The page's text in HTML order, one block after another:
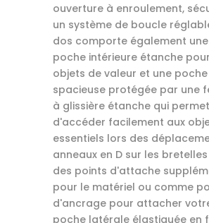
ouverture à enroulement,
un système de boucle
dos comporte également
poche intérieure étanche
objets de valeur et une
spacieuse protégée par une
à glissière étanche qui permet
d'accéder facilement aux
essentiels lors des
anneaux en D sur les
des points d'attache
pour le matériel ou comme
d'ancrage pour attacher
poche latérale élastiquée en